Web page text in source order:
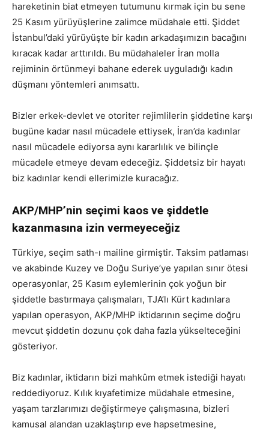
hareketinin biat etmeyen tutumunu kırmak için bu sene
25 Kasım yürüyüşlerine zalimce müdahale etti. Şiddet
İstanbul’daki yürüyüşte bir kadın arkadaşımızın bacağını
kıracak kadar arttırıldı. Bu müdahaleler İran molla
rejiminin örtünmeyi bahane ederek uyguladığı kadın
düşmanı yöntemleri anımsattı.
Bizler erkek-devlet ve otoriter rejimlilerin şiddetine karşı
bugüne kadar nasıl mücadele ettiysek, İran’da kadınlar
nasıl mücadele ediyorsa aynı kararlılık ve bilinçle
mücadele etmeye devam edeceğiz. Şiddetsiz bir hayatı
biz kadınlar kendi ellerimizle kuracağız.
AKP/MHP’nin seçimi kaos ve şiddetle
kazanmasına izin vermeyeceğiz
Türkiye, seçim sath-ı mailine girmiştir. Taksim patlaması
ve akabinde Kuzey ve Doğu Suriye’ye yapılan sınır ötesi
operasyonlar, 25 Kasım eylemlerinin çok yoğun bir
şiddetle bastırmaya çalışmaları, TJA’lı Kürt kadınlara
yapılan operasyon, AKP/MHP iktidarının seçime doğru
mevcut şiddetin dozunu çok daha fazla yükselteceğini
gösteriyor.
Biz kadınlar, iktidarın bizi mahkûm etmek istediği hayatı
reddediyoruz. Kılık kıyafetimize müdahale etmesine,
yaşam tarzlarımızı değiştirmeye çalışmasına, bizleri
kamusal alandan uzaklaştırıp eve hapsetmesine,